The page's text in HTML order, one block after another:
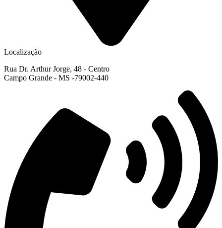
Localização
Rua Dr. Arthur Jorge, 48 - Centro
Campo Grande - MS -79002-440